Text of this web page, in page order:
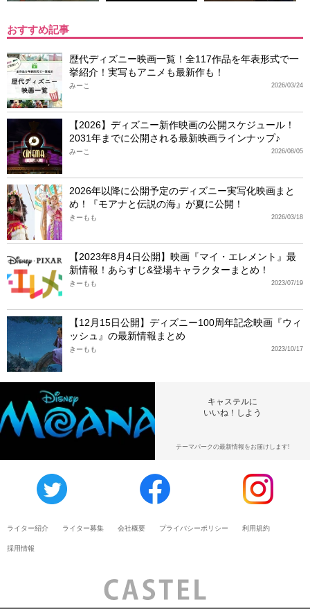
おすすめ記事
歴代ディズニー映画一覧！全117作品を年表形式で一
挙紹介！実写もアニメも最新作も！
2026/03/24
みーこ
【2026】ディズニー新作映画の公開スケジュール！
2031年までに公開される最新映画ラインナップ♪
2026/08/05
みーこ
2026年以降に公開予定のディズニー実写化映画まと
め！『モアナと伝説の海』が夏に公開！
2026/03/18
きーもも
【2023年8月4日公開】映画『マイ・エレメント』最
新情報！あらすじ&登場キャラクターまとめ！
2023/07/19
きーもも
【12月15日公開】ディズニー100周年記念映画『ウィ
ッシュ』の最新情報まとめ
2023/10/17
きーもも
キャステルに
いいね！しよう
テーマパークの最新情報をお届けします!
ライター紹介 ライター募集 会社概要 プライバシーポリシー 利用規約
採用情報